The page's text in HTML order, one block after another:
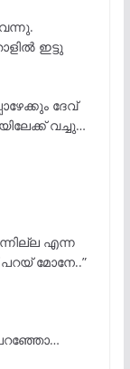
ഇട്ടു
ദേവ്
വച്ചു…
എന്ന
മോനേ..”